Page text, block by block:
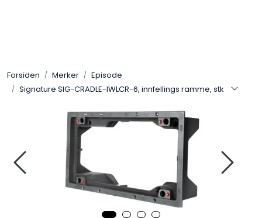
Forsiden Merker
Episode
Signature SIG-CRADLE-IWLCR-6, innfellings ramme, stk
SONOS
Stereo